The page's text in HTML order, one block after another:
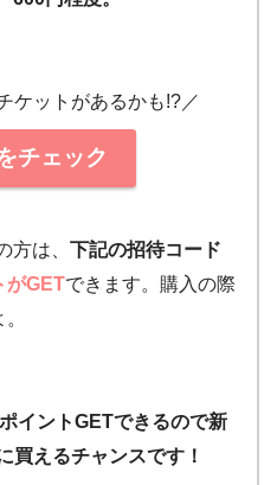
ケットがあるかも!?／
チェック
方は、 下記の招待コード
がGETできます。購入の際
イントGETできるので新
買えるチャンスです！